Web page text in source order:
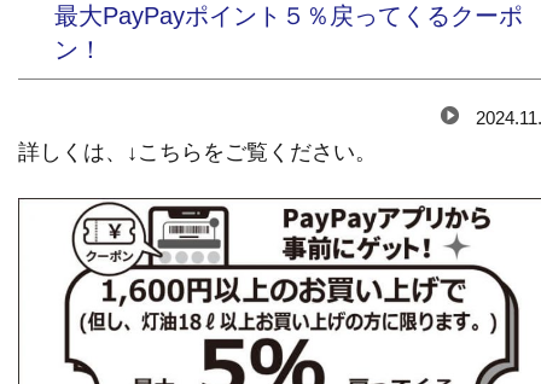
最大PayPayポイント５％戻ってくるクーポ
ン！
詳しくは、↓こちらをご覧ください。